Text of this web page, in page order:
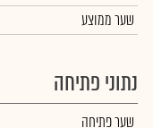
שער ממוצע
נתוני פתיחה
שער פתיחה